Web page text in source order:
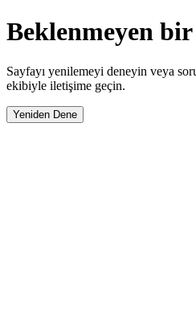
Beklenmeyen
Sayfayı yenilemeyi deneyin veya
ekibiyle iletişime geçin.
Yeniden Dene